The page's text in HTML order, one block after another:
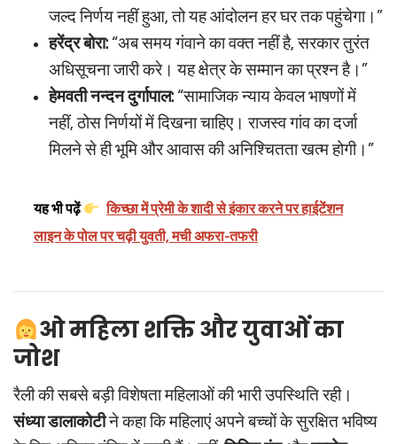
जल्द निर्णय नहीं हुआ, तो यह आंदोलन हर घर तक पहुंचेगा।”
हरेंद्र बोरा: “अब समय गंवाने का वक्त नहीं है, सरकार तुरंत
अधिसूचना जारी करे। यह क्षेत्र के सम्मान का प्रश्न है।”
हेमवती नन्दन दुर्गापाल: “सामाजिक न्याय केवल भाषणों में
नहीं, ठोस निर्णयों में दिखना चाहिए। राजस्व गांव का दर्जा
मिलने से ही भूमि और आवास की अनिश्चितता खत्म होगी।”
यह भी पढ़ें
किच्छा में प्रेमी के शादी से इंकार करने पर हाईटेंशन
लाइन के पोल पर चढ़ी युवती, मची अफरा-तफरी
‍ओमहिला शक्ति और युवाओं का
जोश
रैली की सबसे बड़ी विशेषता महिलाओं की भारी उपस्थिति रही।
संध्या डालाकोटीने कहा कि महिलाएं अपने बच्चों के सुरक्षित भविष्य